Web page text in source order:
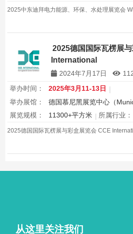
2025中东迪拜电力能源、环保、水处理展览会
2025德国国际瓦楞展
International
2024年7月17日
举办时间：
2025年3月11-13日
举办展馆：
德国慕尼黑展览中心（
展览规模：
11300+平方米 所属行业：
2025德国国际瓦楞展与彩盒展览会 CCE
从这里关注我们